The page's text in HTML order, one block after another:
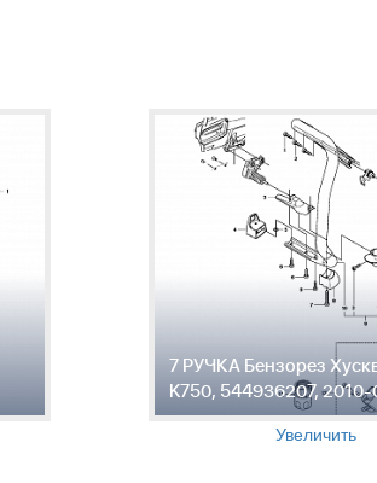
7 РУЧКА Бензорез
K750, 544936207,
Увеличить